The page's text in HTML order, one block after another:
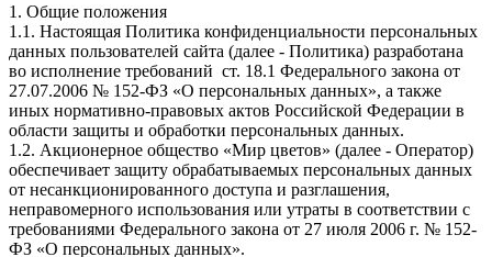
1. Общие положения
1.1. Настоящая Политика конфиденциальности персональных
данных пользователей сайта (далее - Политика) разработана
во исполнение требований ст. 18.1 Федерального закона от
27.07.2006 № 152-ФЗ «О персональных данных», а также
иных нормативно-правовых актов Российской Федерации в
области защиты и обработки персональных данных.
1.2. Акционерное общество «Мир цветов» (далее - Оператор)
обеспечивает защиту обрабатываемых персональных данных
от несанкционированного доступа и разглашения,
неправомерного использования или утраты в соответствии с
требованиями Федерального закона от 27 июля 2006 г. № 152-
ФЗ «О персональных данных».